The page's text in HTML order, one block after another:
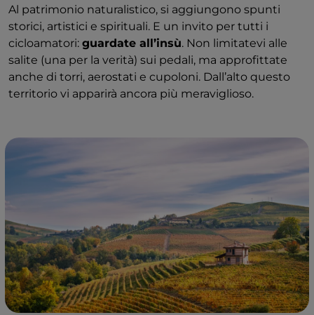
Al patrimonio naturalistico, si aggiungono spunti
storici, artistici e spirituali. E un invito per tutti i
cicloamatori: guardate all’insù. Non limitatevi alle
salite (una per la verità) sui pedali, ma approfittate
anche di torri, aerostati e cupoloni. Dall’alto questo
territorio vi apparirà ancora più meraviglioso.